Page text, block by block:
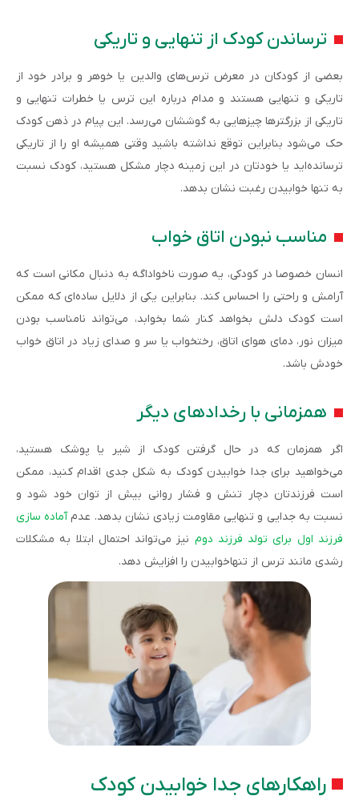
ترساندن کودک از تنهایی و تاریکی
بعضی از کودکان در معرض ترس‌های والدین یا خوهر و برادر خود از
تاریکی و تنهایی هستند و مدام درباره این ترس یا خطرات تنهایی و
تاریکی از بزرگترها چیزهایی به گوششان می‌رسد. این پیام در ذهن کودک
حک می‌شود بنابراین توقع نداشته باشید وقتی همیشه او را از تاریکی
ترسانده‌اید یا خودتان در این زمینه دچار مشکل هستید، کودک نسبت
به تنها خوابیدن رغبت نشان بدهد.
مناسب نبودن اتاق خواب
انسان خصوصا در کودکی، یه صورت ناخواداگه به دنبال مکانی است که
آرامش و راحتی را احساس کند. بنابراین یکی از دلایل ساده‌ای که ممکن
است کودک دلش بخواهد کنار شما بخوابد، می‌تواند نامناسب بودن
میزان نور، دمای هوای اتاق، رختخواب یا سر و صدای زیاد در اتاق خواب
خودش باشد.
همزمانی با رخدادهای دیگر
اگر همزمان که در حال گرفتن کودک از شیر یا پوشک هستید،
می‌خواهید برای جدا خوابیدن کودک به شکل جدی اقدام کنید، ممکن
است فرزندتان دچار تنش و فشار روانی بیش از توان خود شود و
نسبت به جدایی و تنهایی مقاومت زیادی نشان بدهد. عدمآماده سازی
فرزند اول برای تولد فرزند دوم نیز می‌تواند احتمال ابتلا به مشکلات
رشدی مانند ترس از تنهاخوابیدن را افزایش دهد.
راهکارهای جدا خوابیدن کودک